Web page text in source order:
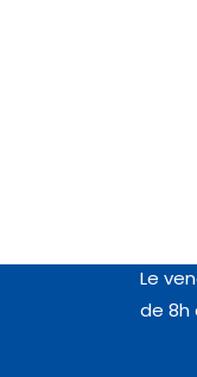
Le
de 8h